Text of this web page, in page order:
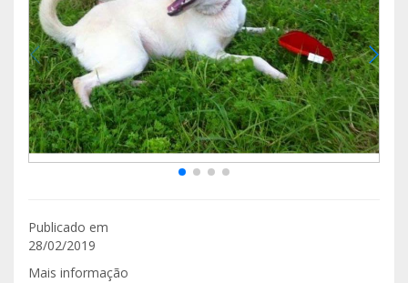
Publicado em
28/02/2019
Mais informação